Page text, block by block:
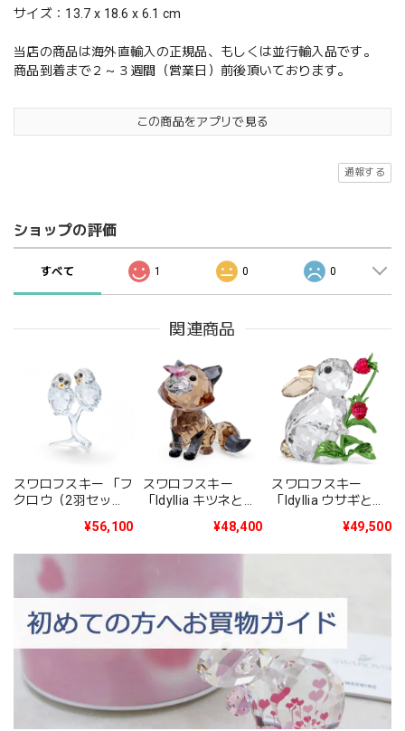
サイズ：13.7 x 18.6 x 6.1 cm
当店の商品は海外直輸入の正規品、もしくは並行輸入品です。
商品到着まで２～３週間（営業日）前後頂いております。
この商品をアプリで見る
通報する
ショップの評価
すべて 1 0 0
関連商品
スワロフスキー 「フ
クロウ（2羽セッ
¥56,100
スワロフスキー
「Idyllia キツネとチ
¥48,400
スワロフスキー
「Idyllia ウサギと木
¥49,500